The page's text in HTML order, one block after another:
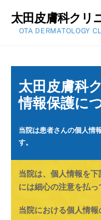
content
太田皮膚科クリ
OTA DERMATOLOGY
太田皮膚科
情報保護に
当院は患者さんの個人情
す。
当院は、個人情報を
には細心の注意を払っ
当院における個人情